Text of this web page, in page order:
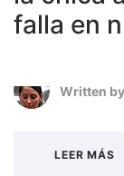
falla en
Written by
LEER MÁS